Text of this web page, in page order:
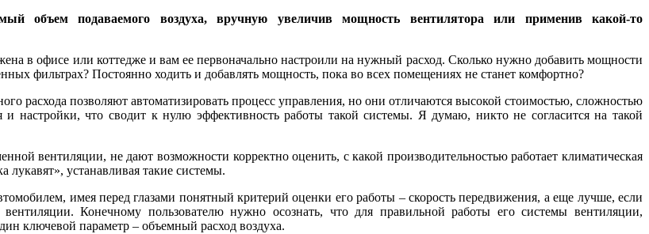
подаваемого воздуха, вручную увеличив мощность вентилятора или применив какой-то
в офисе или коттедже и вам ее первоначально настроили на нужный расход. Сколько нужно добавить мощности
фильтрах? Постоянно ходить и добавлять мощность, пока во всех помещениях не станет комфортно?
расхода позволяют автоматизировать процесс управления, но они отличаются высокой стоимостью, сложностью
настройки, что сводит к ну­лю эффективность работы такой системы. Я думаю, никто не согласится на такой
вентиляции, не дают возможности корректно оценить, с какой производительностью работает климатическая
устанавливая такие системы.
имея перед глазами понятный критерий оценки его работы – скорость передвижения, а еще лучше, если
Конечному пользователю нужно осознать, что для правильной работы его системы вентиляции,
ключевой параметр – объемный расход воздуха.